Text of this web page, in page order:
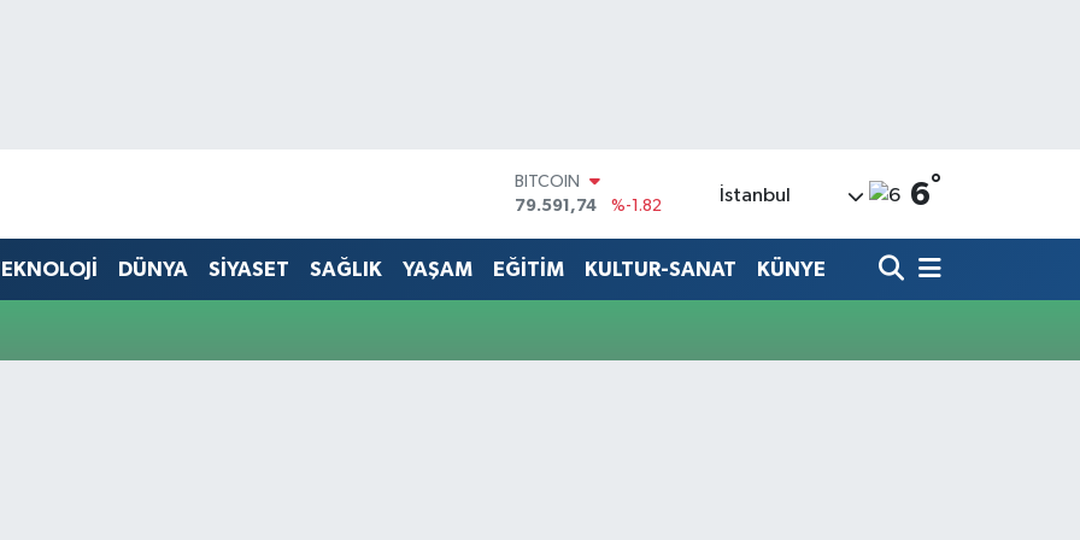
BITCOIN
79.591,74
%-1.82
45,43620
EURO
53,38690
%0.19
İstanbul 6°
DÜNYA SİYASET SAĞLIK YAŞAM EĞİTİM KULTUR-SANAT KÜNYE